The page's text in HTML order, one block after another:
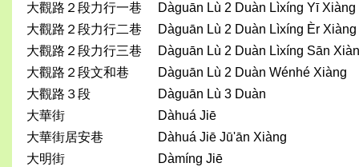
大觀路２段力行一巷
Dàguān Lù 2 Duàn Lìxíng Yī Xiàng
大觀路２段力行二巷
Dàguān Lù 2 Duàn Lìxíng Èr Xiàng
大觀路２段力行三巷
Dàguān Lù 2 Duàn Lìxíng Sān
大觀路２段文和巷
Dàguān Lù 2 Duàn Wénhé Xiàng
大觀路３段
Dàguān Lù 3 Duàn
大華街
Dàhuá Jiē
大華街居安巷
Dàhuá Jiē Jū'ān Xiàng
大明街
Dàmíng Jiē